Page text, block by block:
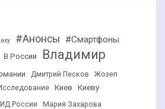
#Анонсы #Смартфоны
В России
Владимир
Дмитрий Песков
Жозеп
Киев Киеву
России Мария Захарова